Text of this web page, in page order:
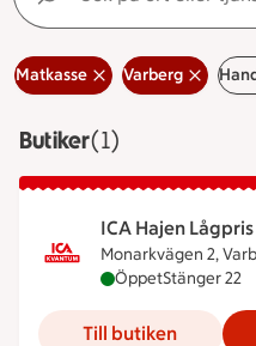
Matkasse Varberg
ButikerVisar 1 stycken
(1)
ICA Hajen Lågpris
Monarkvägen 2,
ICA Hajen
ÖppetStänger 22
Till butiken